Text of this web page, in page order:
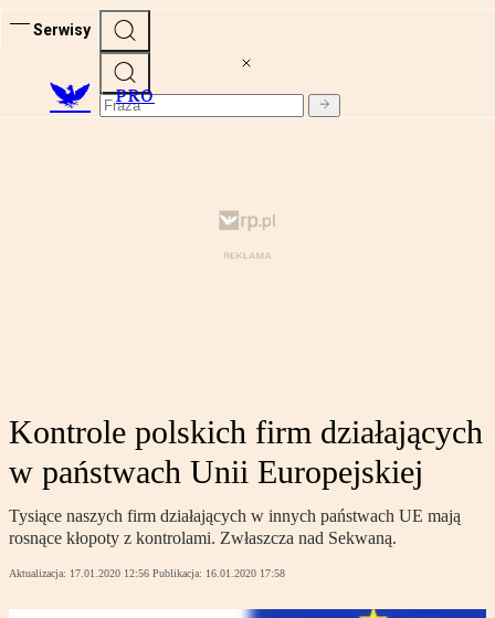
Serwisy
PRO
Kontrole polskich firm działających
w państwach Unii Europejskiej
Tysiące naszych firm działających w innych państwach UE mają
rosnące kłopoty z kontrolami. Zwłaszcza nad Sekwaną.
Aktualizacja: 17.01.2020 12:56 Publikacja: 16.01.2020 17:58